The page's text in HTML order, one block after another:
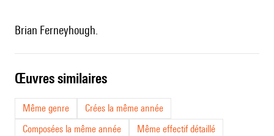
Brian Ferneyhough.
œuvres similaires
Même genre
Crées la même année
Composées la même année
Même effectif détaillé